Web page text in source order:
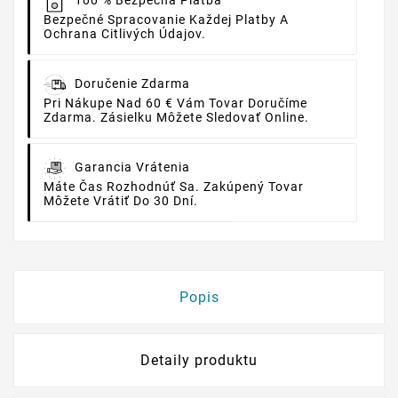
Bezpečné Spracovanie Každej Platby A
Ochrana Citlivých Údajov.
Doručenie Zdarma
Pri Nákupe Nad 60 € Vám Tovar Doručíme
Zdarma. Zásielku Môžete Sledovať Online.
Garancia Vrátenia
Máte Čas Rozhodnúť Sa. Zakúpený Tovar
Môžete Vrátiť Do 30 Dní.
Popis
Detaily produktu